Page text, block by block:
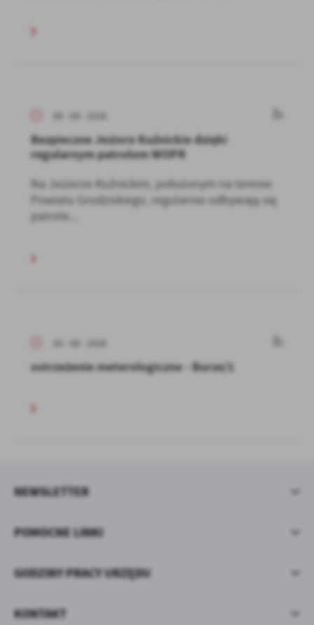
06 - 08 - 2026
Bezpieczne Jezioro Kuźnickie dzięki
regularnym patrolom WOPR
Na Jeziorze Kuźnickim, położonym na terenie
Powiatu Grodziskiego, regularnie odbywają się
patrole...
05 - 08 - 2026
ostrzeżenie meterologiczne - Burze/1
POMOCNE LINKI
NEWSLETTER
GODZINY PRACY URZĘDU
KONTAKT